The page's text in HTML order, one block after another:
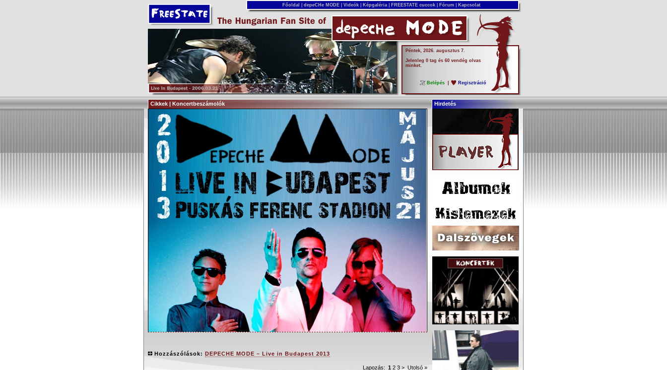
Főoldal depeCHe MODE Videók Képgaléria FREESTATE cuccok Fórum Kapcsolat
Péntek, 2026. augusztus 7.
Jelenleg 0 tag és 60 vendég olvas
minket.
Belépés Regisztráció
Cikkek | Koncertbeszámolók Hirdetés
Hozzászólások: DEPECHE MODE – Live in Budapest 2013
Lapozás: 1 2 3 > Utolsó »